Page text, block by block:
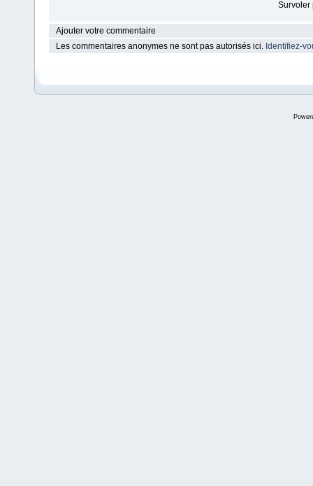
Survoler
Ajouter votre commentaire
Les commentaires anonymes ne sont pas autorisés ici. Identifiez-